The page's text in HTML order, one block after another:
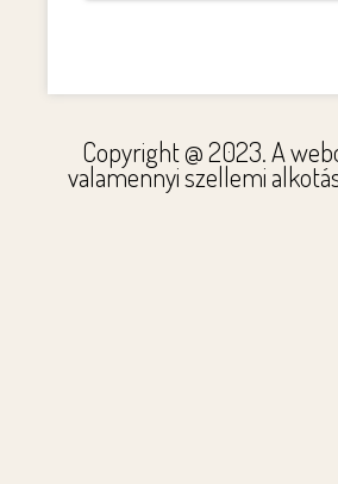
Copyright @ 2023. A
valamennyi szellemi